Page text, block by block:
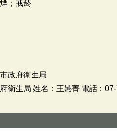
；戒菸
政府衛生局
衛生局 姓名：王嬿菁 電話：